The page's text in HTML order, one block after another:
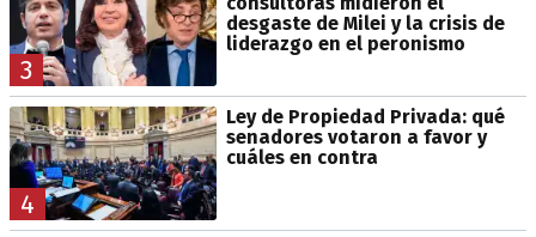
3
desgaste de Milei y la crisis de
liderazgo en el peronismo
4
Ley de Propiedad Privada: qué
senadores votaron a favor y
cuáles en contra